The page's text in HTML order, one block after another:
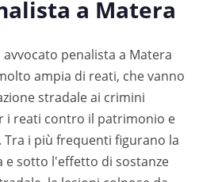
a Matera
penalista a Matera
ampia di reati, che vanno
stradale ai crimini
i reati contro il patrimonio e
i più frequenti figurano la
e sotto l'effetto di sostanze